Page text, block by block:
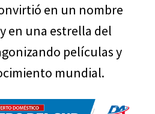
en un nombre
en una estrella del
películas y
mundial.